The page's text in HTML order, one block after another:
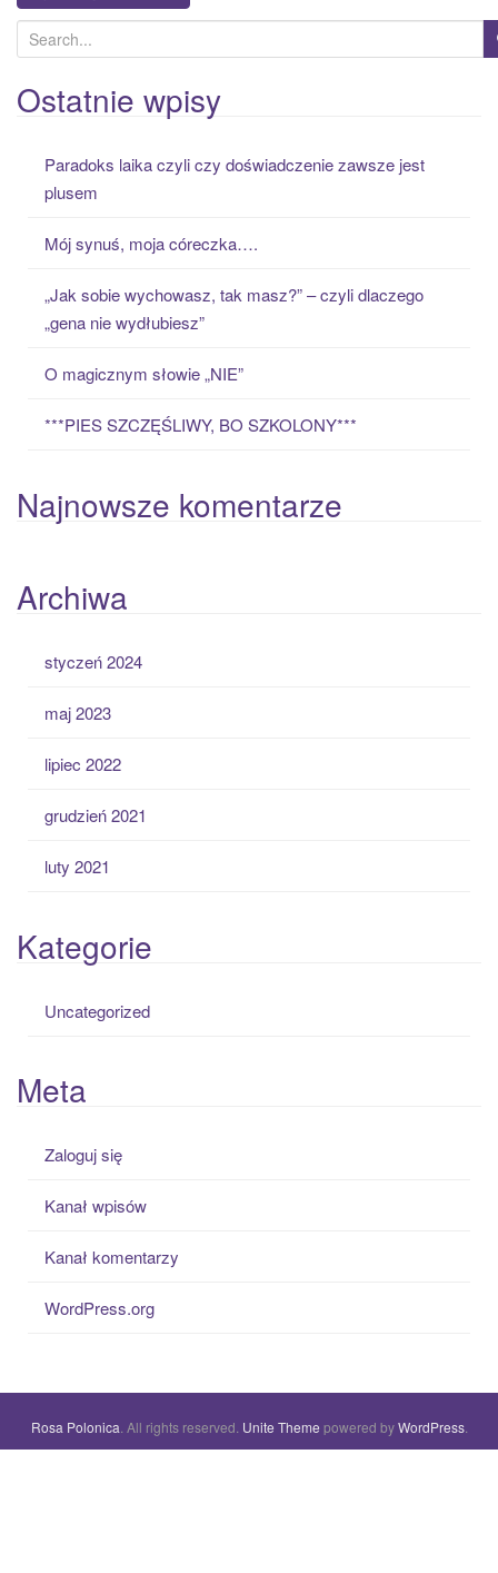
e
a
r
Ostatnie wpisy
Paradoks laika czyli czy doświadczenie zawsze jest
plusem
Mój synuś, moja córeczka….
„Jak sobie wychowasz, tak masz?” – czyli dlaczego
„gena nie wydłubiesz”
O magicznym słowie „NIE”
***PIES SZCZĘŚLIWY, BO SZKOLONY***
Najnowsze komentarze
Archiwa
styczeń 2024
maj 2023
lipiec 2022
grudzień 2021
luty 2021
Kategorie
Uncategorized
Meta
Zaloguj się
Kanał wpisów
Kanał komentarzy
WordPress.org
Rosa Polonica . All rights reserved. Unite Theme powered byWordPress.